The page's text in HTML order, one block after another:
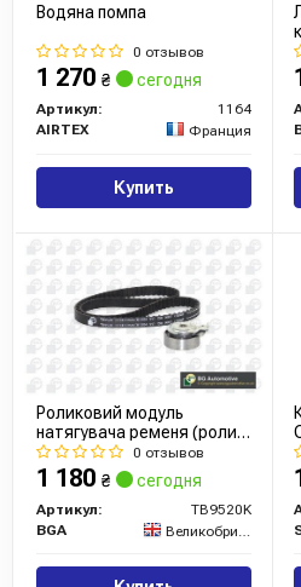
Водяна помпа
0 отзывов
1 270 ₴ сегодня
Артикул:
1164
AIRTEX
Франция
Купить
Роликовий модуль
натягувача ременя (ролик,
ремінь)
0 отзывов
1 180 ₴ сегодня
Артикул:
TB9520K
BGA
Великобритания